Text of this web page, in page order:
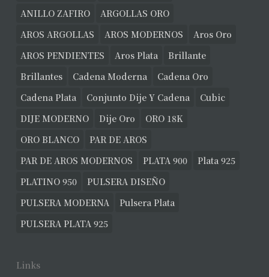
ANILLO ZAFIRO
ARGOLLAS ORO
AROS ARGOLLAS
AROS MODERNOS
Aros Oro
AROS PENDIENTES
Aros Plata
Brillante
Brillantes
Cadena Moderna
Cadena Oro
Cadena Plata
Conjunto Dije Y Cadena
Cubic
DIJE MODERNO
Dije Oro
ORO 18K
ORO BLANCO
PAR DE AROS
PAR DE AROS MODERNOS
PLATA 900
Plata 925
PLATINO 950
PULSERA DISEÑO
PULSERA MODERNA
Pulsera Plata
PULSERA PLATA 925
Links